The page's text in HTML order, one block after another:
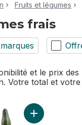
Fruits et légumes
frais
et le prix
Votre total et
Ajouter